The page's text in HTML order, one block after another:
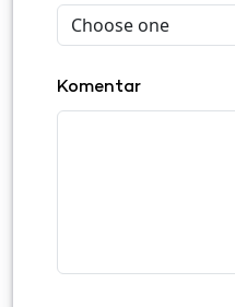
Komentar